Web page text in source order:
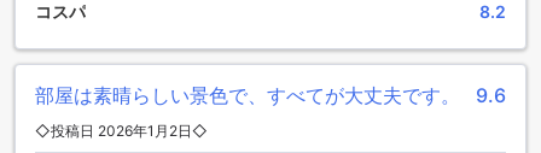
な滞在をサポートするために、広々とした無料駐車場を提供
の拠点として最適です。駐車場は安全に管理されており、長
期滞在や荷物の多い旅行者にも便利です。
コスパ 8.2
部屋は素晴らしい景色で、すべてが大丈夫です。 9.6
◇投稿日 2026年1月2日◇